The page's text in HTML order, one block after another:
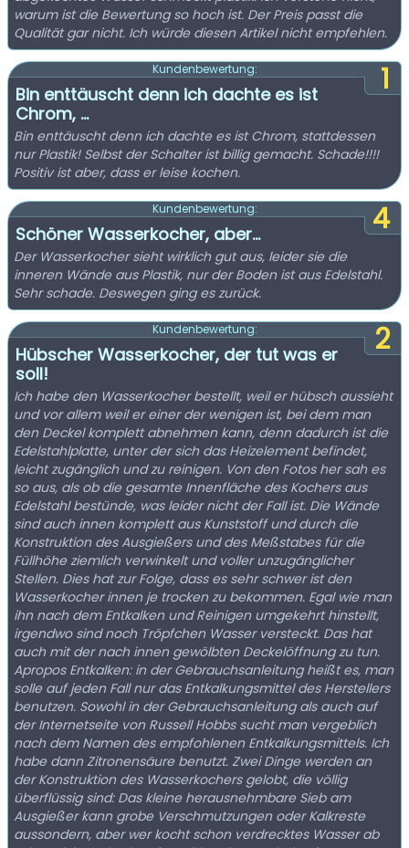
warum ist die Bewertung so hoch ist. Der Preis passt die
Qualität gar nicht. Ich würde diesen Artikel nicht empfehlen.
1
Kundenbewertung:
Bin enttäuscht denn ich dachte es ist
Chrom, ...
Bin enttäuscht denn ich dachte es ist Chrom, stattdessen
nur Plastik! Selbst der Schalter ist billig gemacht. Schade!!!!
Positiv ist aber, dass er leise kochen.
4
Kundenbewertung:
Schöner Wasserkocher, aber…
Der Wasserkocher sieht wirklich gut aus, leider sie die
inneren Wände aus Plastik, nur der Boden ist aus Edelstahl.
Sehr schade. Deswegen ging es zurück.
2
Kundenbewertung:
Hübscher Wasserkocher, der tut was er
soll!
Ich habe den Wasserkocher bestellt, weil er hübsch aussieht
und vor allem weil er einer der wenigen ist, bei dem man
den Deckel komplett abnehmen kann, denn dadurch ist die
Edelstahlplatte, unter der sich das Heizelement befindet,
leicht zugänglich und zu reinigen. Von den Fotos her sah es
so aus, als ob die gesamte Innenfläche des Kochers aus
Edelstahl bestünde, was leider nicht der Fall ist. Die Wände
sind auch innen komplett aus Kunststoff und durch die
Konstruktion des Ausgießers und des Meßstabes für die
Füllhöhe ziemlich verwinkelt und voller unzugänglicher
Stellen. Dies hat zur Folge, dass es sehr schwer ist den
Wasserkocher innen je trocken zu bekommen. Egal wie man
ihn nach dem Entkalken und Reinigen umgekehrt hinstellt,
irgendwo sind noch Tröpfchen Wasser versteckt. Das hat
auch mit der nach innen gewölbten Deckelöffnung zu tun.
Apropos Entkalken: in der Gebrauchsanleitung heißt es, man
solle auf jeden Fall nur das Entkalkungsmittel des Herstellers
benutzen. Sowohl in der Gebrauchsanleitung als auch auf
der Internetseite von Russell Hobbs sucht man vergeblich
nach dem Namen des empfohlenen Entkalkungsmittels. Ich
habe dann Zitronensäure benutzt. Zwei Dinge werden an
der Konstruktion des Wasserkochers gelobt, die völlig
überflüssig sind: Das kleine herausnehmbare Sieb am
Ausgießer kann grobe Verschmutzungen oder Kalkreste
aussondern, aber wer kocht schon verdrecktes Wasser ab